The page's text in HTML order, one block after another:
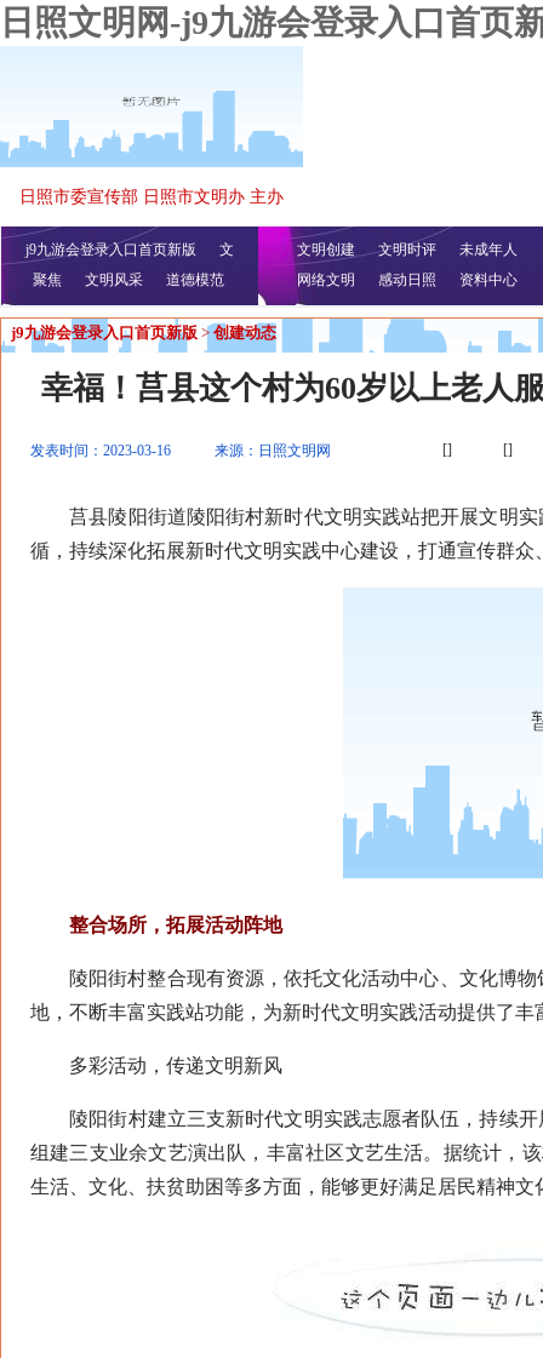
日照文明网-j9九游会登录入口首页
日照市委宣传部 日照市文明办 主办
j9九游会登录入口首页新版
文
明播报
公益视频
聚焦 文明风采 道德模范
文明创建 文明时评
未成年人
网络文明
感动日照 资料中心
j9九游会登录入口首页新版 > 创建动态
幸福！莒县这个村为60岁以上老人
发表时间：2023-03-16 来源：日照文明网 [] []
莒县陵阳街道陵阳街村新时代文明实践站把开展文明实
循，持续深化拓展新时代文明实践中心建设，打通宣传群
整合场所，拓展活动阵地
陵阳街村整合现有资源，依托文化活动中心、文化博物
地，不断丰富实践站功能，为新时代文明实践活动提供了丰
多彩活动，传递文明新风
陵阳街村建立三支新时代文明实践志愿者队伍，持续开
组建三支业余文艺演出队，丰富社区文艺生活。据统计，
生活、文化、扶贫助困等多方面，能够更好满足居民精神文